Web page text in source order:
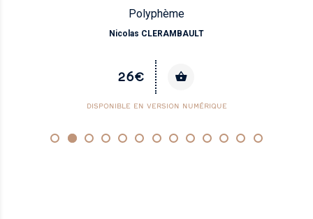
Polyphème
Nicolas CLERAMBAULT
26€
DISPONIBLE EN VERSION NUMÉRIQUE